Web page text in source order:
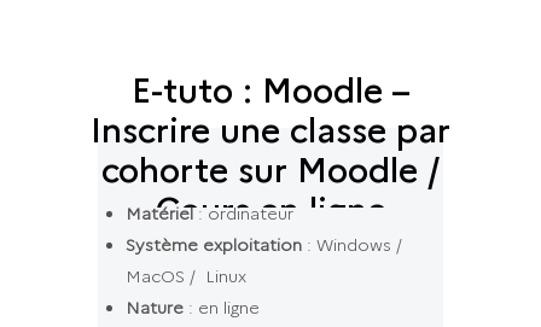
E-tuto : Moodle –
Inscrire une classe par
cohorte sur Moodle /
Cours en ligne
Matériel: ordinateur
Système exploitation: Windows /
MacOS / Linux
Nature: en ligne